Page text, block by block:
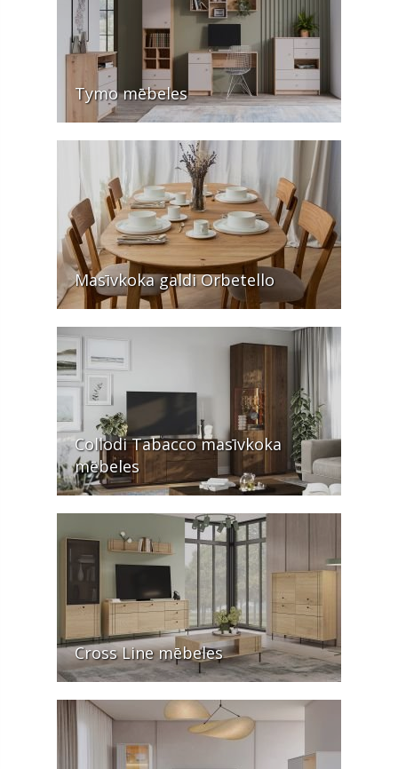
Tymo mēbeles
Masīvkoka galdi Orbetello
Collodi Tabacco masīvkoka
mēbeles
Cross Line mēbeles